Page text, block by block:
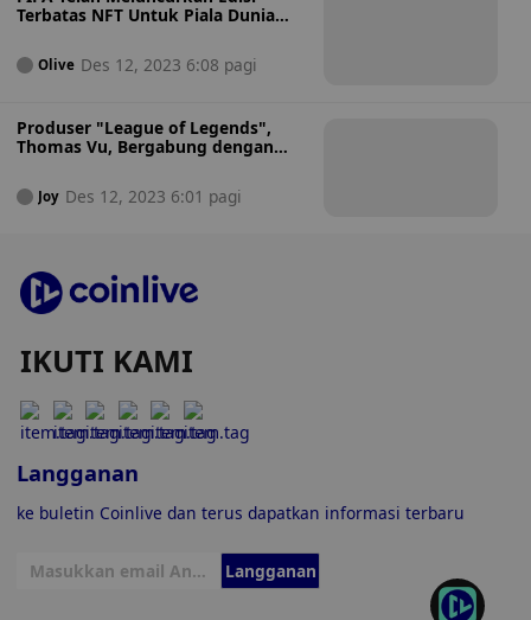
Terbatas NFT Untuk Piala Dunia
Olive Des 12, 2023 6:08 pagi
Produser "League of Legends",
Thomas Vu, Bergabung dengan
Metaverse
Joy Des 12, 2023 6:01 pagi
IKUTI KAMI
Langganan
ke buletin Coinlive dan terus dapatkan informasi terbaru
Langganan